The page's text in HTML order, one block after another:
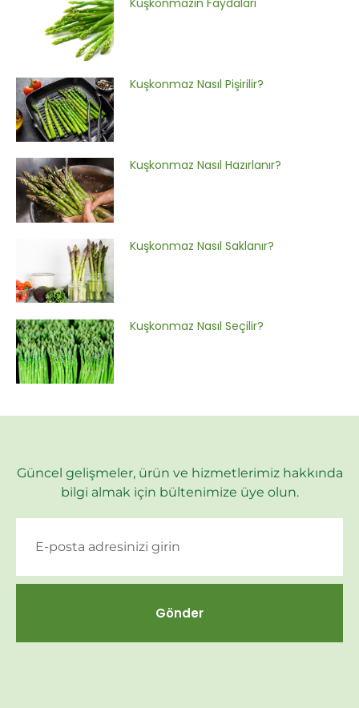
Kuşkonmazın Faydaları
Kuşkonmaz Nasıl Pişirilir?
Kuşkonmaz Nasıl Hazırlanır?
Kuşkonmaz Nasıl Saklanır?
Kuşkonmaz Nasıl Seçilir?
Güncel gelişmeler, ürün ve hizmetlerimiz hakkında
bilgi almak için bültenimize üye olun.
Gönder